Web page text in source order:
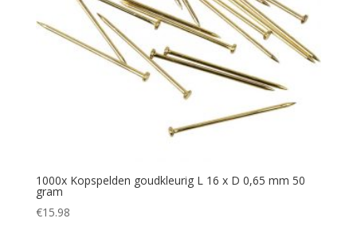
1000x Kopspelden goudkleurig L 16 x D 0,65 mm 50
gram
€15.98